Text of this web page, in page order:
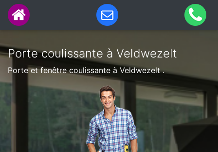
Porte coulissante à Veldwezelt
Porte et fenêtre coulissante à Veldwezelt .